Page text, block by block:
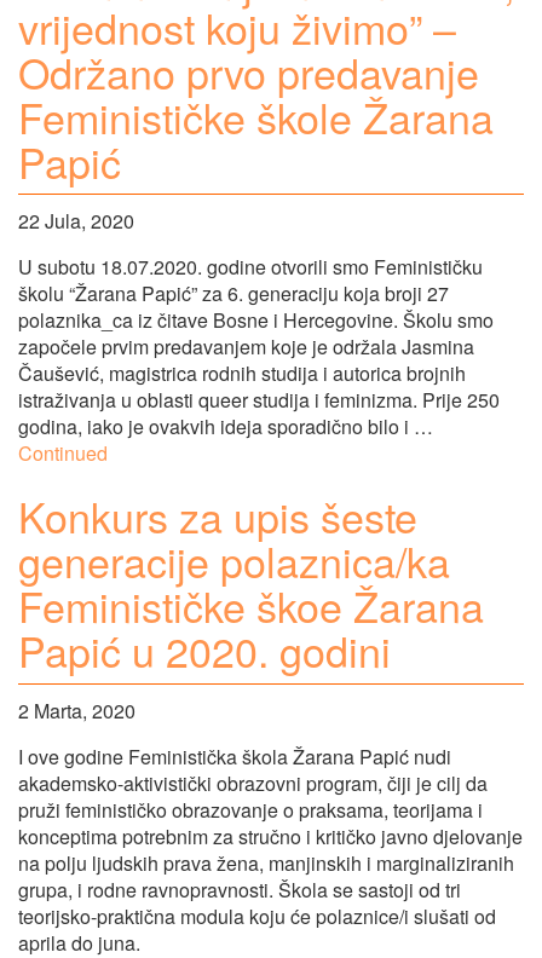
vrijednost koju živimo” –
Održano prvo predavanje
Feminističke škole Žarana
Papić
22 Jula, 2020
U subotu 18.07.2020. godine otvorili smo Feminističku
školu “Žarana Papić” za 6. generaciju koja broji 27
polaznika_ca iz čitave Bosne i Hercegovine. Školu smo
započele prvim predavanjem koje je održala Jasmina
Čaušević, magistrica rodnih studija i autorica brojnih
istraživanja u oblasti queer studija i feminizma. Prije 250
godina, iako je ovakvih ideja sporadično bilo i …
Continued
Konkurs za upis šeste
generacije polaznica/ka
Feminističke škoe Žarana
Papić u 2020. godini
2 Marta, 2020
I ove godine Feministička škola Žarana Papić nudi
akademsko-aktivistički obrazovni program, čiji je cilj da
pruži feminističko obrazovanje o praksama, teorijama i
konceptima potrebnim za stručno i kritičko javno djelovanje
na polju ljudskih prava žena, manjinskih i marginaliziranih
grupa, i rodne ravnopravnosti. Škola se sastoji od tri
teorijsko-praktična modula koju će polaznice/i slušati od
aprila do juna.